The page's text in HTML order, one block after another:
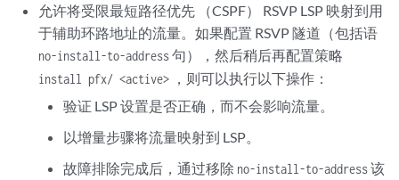
允许将受限最短路径优先 （CSPF） RSVP LSP 映射到用
于辅助环路地址的流量。如果配置 RSVP 隧道（包括语
no-install-to-address句），然后稍后再配置策略
install pfx/ <active> ，则可以执行以下操作：
验证 LSP 设置是否正确，而不会影响流量。
以增量步骤将流量映射到 LSP。
故障排除完成后，通过移除 no-install-to-address该